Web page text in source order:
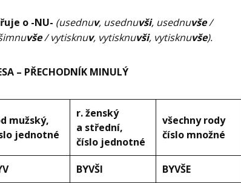
o -NU- (usednuv, usednuvši, usednuvše/
vše/ vytisknuv, vytisknuvši, vytisknuvše).
– PŘECHODNÍK MINULÝ
mužský,
jednotné
r. ženský
a střední,
číslo jednotné
všechny rody
číslo množné
BYVŠI BYVŠE